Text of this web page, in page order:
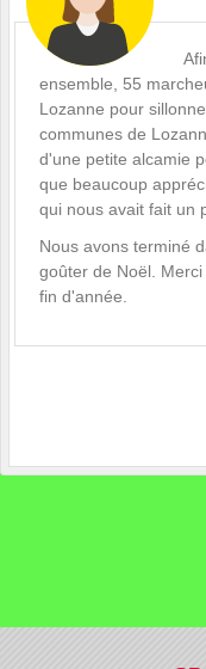
ensemble, 55
Lozanne pour
communes de
d'une petite alcamie
que beaucoup
qui nous avait fait un
Nous avons terminé
goûter de Noël.
fin d'année.